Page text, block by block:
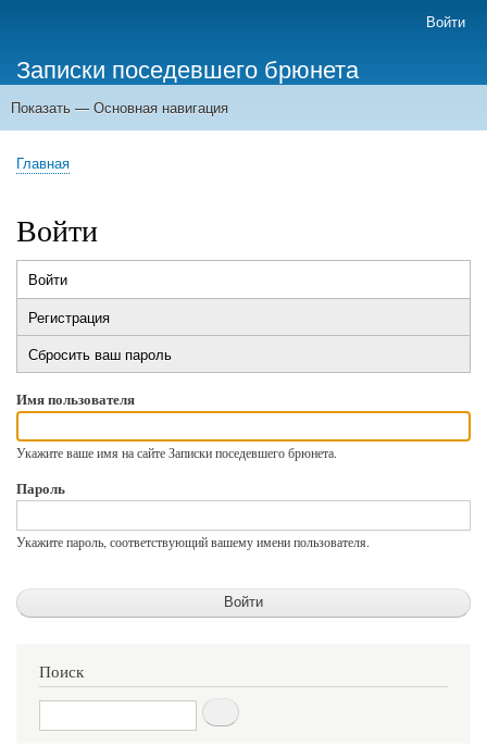
основному
содержанию
учётной
записи
пользователя
Войти
Записки поседевшего брюнета
Основная
Показать — Основная навигация
Главная
Строка
Главная
Войти
Главные
вкладки
Войти
вкладка)
Регистрация
Сбросить ваш пароль
Имя пользователя
Укажите ваше имя на сайте Записки поседевшего брюнета.
Пароль
Укажите пароль, соответствующий вашему имени пользователя.
Поиск
Поиск